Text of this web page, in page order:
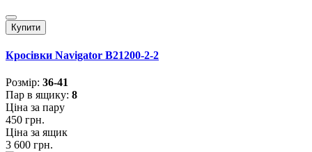
Купити
Кросівки Navigator B21200-2-2
Розмiр: 36-41
Пар в ящику: 8
Ціна за пару
450 грн.
Ціна за ящик
3 600 грн.